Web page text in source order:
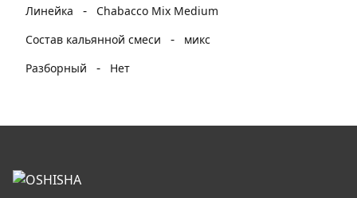
Линейка
-
Chabacco Mix Medium
Состав кальянной смеси
-
микс
Разборный
- Нет